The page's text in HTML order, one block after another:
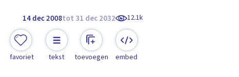
14 dec 2008tot 31 dec 2032 12.1k
favoriet tekst toevoegen embed